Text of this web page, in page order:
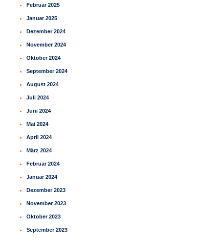
Februar 2025
Januar 2025
Dezember 2024
November 2024
Oktober 2024
September 2024
August 2024
Juli 2024
Juni 2024
Mai 2024
April 2024
März 2024
Februar 2024
Januar 2024
Dezember 2023
November 2023
Oktober 2023
September 2023